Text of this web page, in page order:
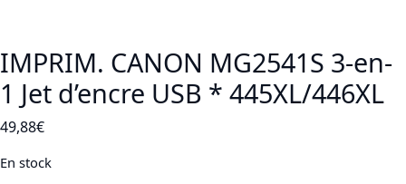
IMPRIM. CANON MG2541S 3-en-
1 Jet d’encre USB * 445XL/446XL
49,88€
En stock